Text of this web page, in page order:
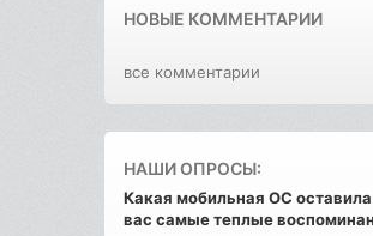
НОВЫЕ КОММЕНТАРИИ
все комментарии
НАШИ ОПРОСЫ:
Какая мобильная ОС
вас самые теплые